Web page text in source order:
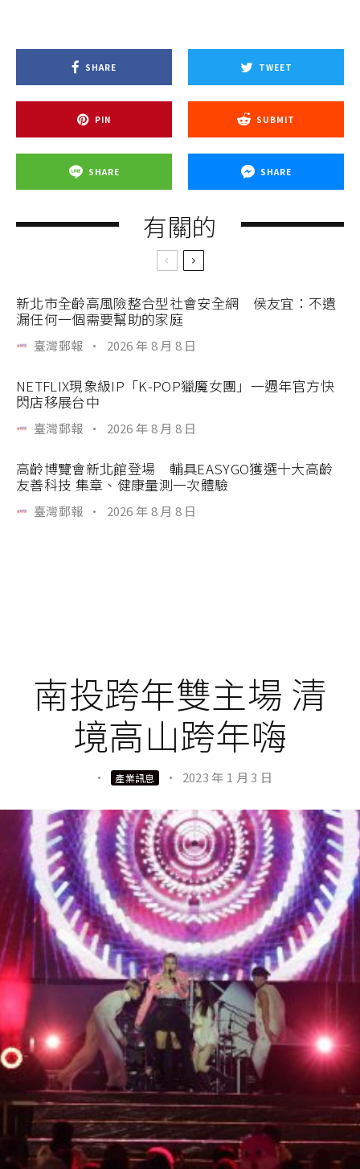
SHARE TWEET
PIN SUBMIT
SHARE SHARE
有關的
新北市全齡高風險整合型社會安全網 侯友宜：不遺
漏任何一個需要幫助的家庭
臺灣郵報 · 2026 年 8 月 8 日
NETFLIX現象級IP「K-POP獵魔女團」一週年官方快
閃店移展台中
臺灣郵報 · 2026 年 8 月 8 日
高齡博覽會新北館登場 輔具EASYGO獲選十大高齡
友善科技 集章、健康量測一次體驗
臺灣郵報 · 2026 年 8 月 8 日
南投跨年雙主場 清
境高山跨年嗨
· 產業訊息 · 2023 年 1 月 3 日